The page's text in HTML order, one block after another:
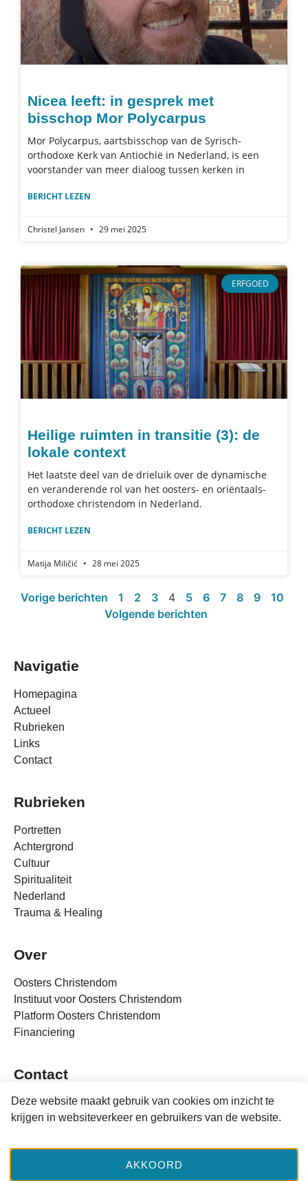
Nicea leeft: in gesprek met
bisschop Mor Polycarpus
Mor Polycarpus, aartsbisschop van de Syrisch-
orthodoxe Kerk van Antiochië in Nederland, is een
voorstander van meer dialoog tussen kerken in
BERICHT LEZEN
Christel Jansen 29 mei 2025
ERFGOED
Heilige ruimten in transitie (3): de
lokale context
Het laatste deel van de drieluik over de dynamische
en veranderende rol van het oosters- en oriëntaals-
orthodoxe christendom in Nederland.
BERICHT LEZEN
Matija Miličić 28 mei 2025
Vorige berichten 1 2 3 4 5 6 7 8 9
10
Volgende berichten
Navigatie
Homepagina
Actueel
Rubrieken
Links
Contact
Rubrieken
Portretten
Achtergrond
Cultuur
Spiritualiteit
Nederland
Trauma & Healing
Over
Oosters Christendom
Instituut voor Oosters Christendom
Platform Oosters Christendom
Financiering
Contact
info@oosterschristendom.nl
Erasmusplein 1 (17.04b/d)
Deze website maakt gebruik van cookies om inzicht te
krijgen in websiteverkeer en gebruikers van de website.
AKKOORD